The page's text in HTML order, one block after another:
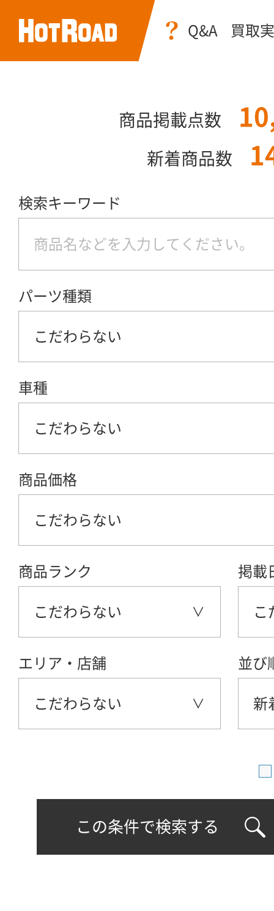
Q&A 買取
商品掲載点数
新着商品数
検索キーワード
パーツ種類
こだわらない
車種
こだわらない
商品価格
こだわらない
商品ランク
こだわらない
掲載
こ
エリア・店舗
こだわらない
並び
新
この条件で検索する